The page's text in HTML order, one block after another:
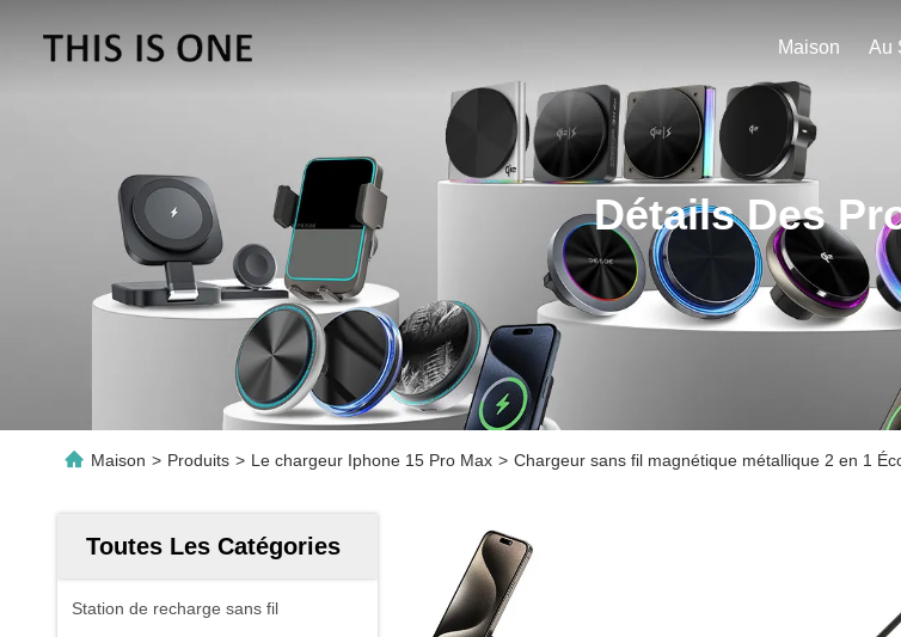
Maison
Détails Des
Maison > Produits > Le chargeur Iphone 15 Pro Max > Chargeur sans fil magnétique métallique 2 en 1
Toutes Les Catégories
Station de recharge sans fil